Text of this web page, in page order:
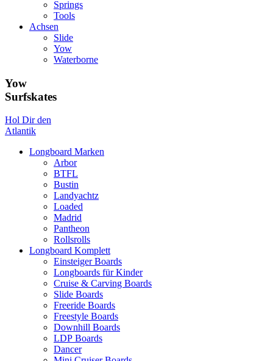
Springs
Tools
Achsen
Slide
Yow
Waterborne
Yow
Surfskates
Hol Dir den
Atlantik
Longboard Marken
Arbor
BTFL
Bustin
Landyachtz
Loaded
Madrid
Pantheon
Rollsrolls
Longboard Komplett
Einsteiger Boards
Longboards für Kinder
Cruise & Carving Boards
Slide Boards
Freeride Boards
Freestyle Boards
Downhill Boards
LDP Boards
Dancer